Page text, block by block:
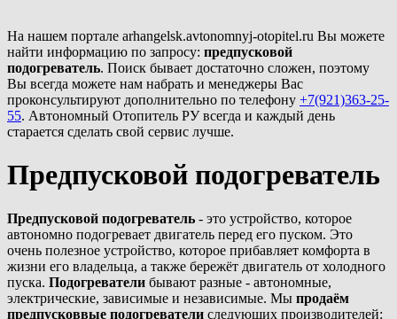
На нашем портале arhangelsk.avtonomnyj-otopitel.ru Вы можете
найти информацию по запросу: предпусковой
подогреватель. Поиск бывает достаточно сложен, поэтому
Вы всегда можете нам набрать и менеджеры Вас
проконсультируют дополнительно по телефону +7(921)363-25-
55. Автономный Отопитель РУ всегда и каждый день
старается сделать свой сервис лучше.
Предпусковой подогреватель
Предпусковой подогреватель - это устройство, которое
автономно подогревает двигатель перед его пуском. Это
очень полезное устройство, которое прибавляет комфорта в
жизни его владельца, а также бережёт двигатель от холодного
пуска. Подогреватели бывают разные - автономные,
электрические, зависимые и независимые. Мы продаём
предпусковвые подогреватели следующих производителей: